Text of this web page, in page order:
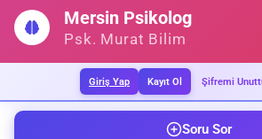
İçeriğe
geç
Mersin Psikolog
Psk. Murat Bilim
Giriş Yap Kayıt Ol Şifremi
Soru Sor